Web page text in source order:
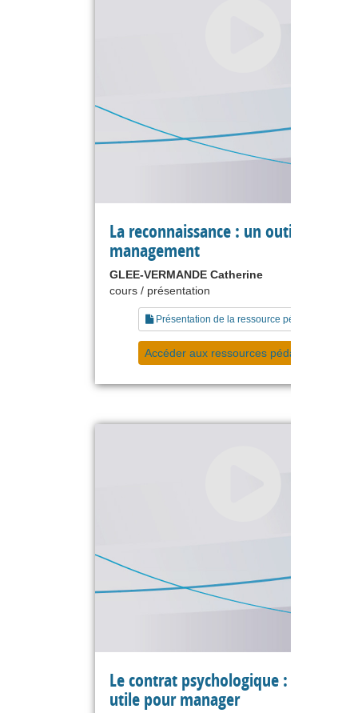
La reconnaissance : un outil de
management
GLEE-VERMANDE Catherine
cours / présentation
Présentation de la ressource pédagogique
Accéder aux ressources pédagogiques
Le contrat psychologique : un
utile pour manager